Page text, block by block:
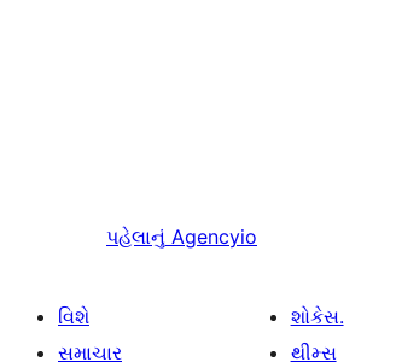
પહેલાનું Agencyio
વિશે
સમાચાર
શોકેસ.
થીમ્સ